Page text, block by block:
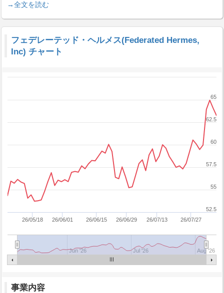
→全文を読む
フェデレーテッド・ヘルメス(Federated Hermes,
Inc) チャート
26/05/18 26/06/01 26/06/15 26/06/29 26/07/13 26/07/27
Jun '26 Jul '26 Aug '26
52.5
55
57.5
60
62.5
65
事業内容